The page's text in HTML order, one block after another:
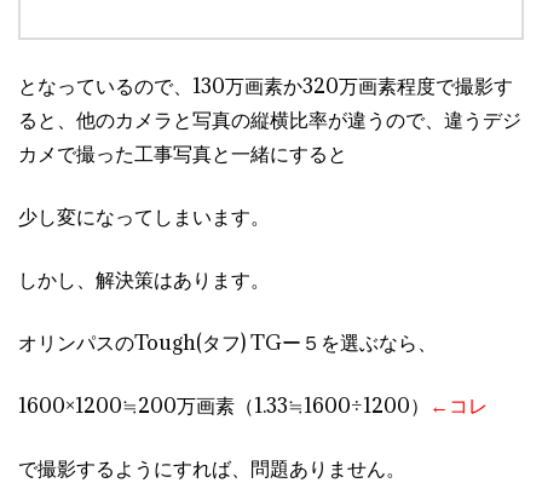
となっているので、130万画素か320万画素程度で撮影す
ると、他のカメラと写真の縦横比率が違うので、違うデジ
カメで撮った工事写真と一緒にすると
少し変になってしまいます。
しかし、解決策はあります。
オリンパスのTough(タフ) TGー５を選ぶなら、
1600×1200≒200万画素（1.33≒1600÷1200） ←コレ
で撮影するようにすれば、問題ありません。